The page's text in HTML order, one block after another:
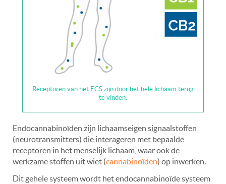
Receptoren van het ECS zijn door het hele lichaam terug
te vinden.
Endocannabinoïden zijn lichaamseigen signaalstoffen
(neurotransmitters) die interageren met bepaalde
receptoren in het menselijk lichaam, waar ook de
werkzame stoffen uit wiet (cannabinoïden) op inwerken.
Dit gehele systeem wordt het endocannabinoïde systeem